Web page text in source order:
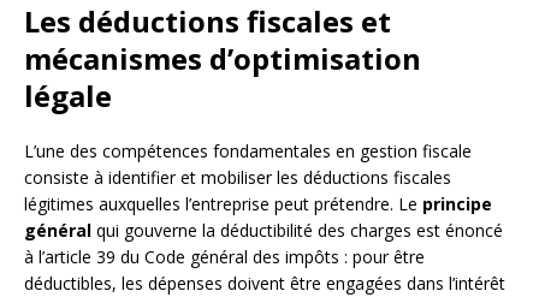
Les déductions fiscales et
mécanismes d’optimisation
légale
L’une des compétences fondamentales en gestion fiscale
consiste à identifier et mobiliser les déductions fiscales
légitimes auxquelles l’entreprise peut prétendre. Le principe
général qui gouverne la déductibilité des charges est énoncé
à l’article 39 du Code général des impôts : pour être
déductibles, les dépenses doivent être engagées dans l’intérêt